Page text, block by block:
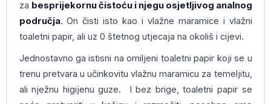
za besprijekornu čistoću i njegu osjetljivog analnog
područja. On čisti isto kao i vlažne maramice i vlažni
toaletni papir, ali uz 0 štetnog utjecaja na okoliš i cijevi.
Jednostavno ga istisni na omiljeni toaletni papir koji se u
trenu pretvara u učinkovitu vlažnu maramicu za temeljitu,
ali nježnu higijenu guze. I bez brige, toaletni papir se